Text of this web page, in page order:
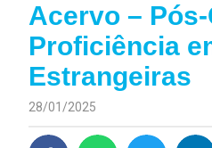
Acervo –
Proficiência
Estrangeiras
28/01/2025